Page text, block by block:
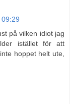
på vilken idiot jag
istället för att
hoppet helt ute,